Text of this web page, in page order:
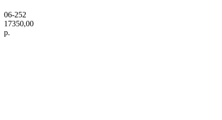
06-252
17350,00
р.